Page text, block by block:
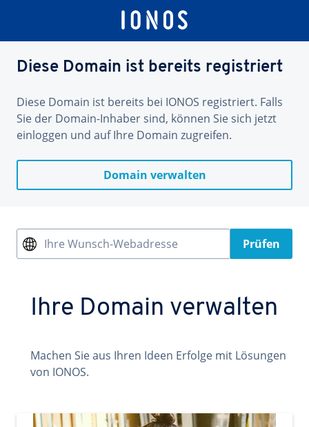
Diese Domain ist bereits registriert
Diese Domain ist bereits bei IONOS registriert. Falls
Sie der Domain-Inhaber sind, können Sie sich jetzt
einloggen und auf Ihre Domain zugreifen.
Domain verwalten
Ihre Wunsch-Webadresse Prüfen
Ihre Domain verwalten
Machen Sie aus Ihren Ideen Erfolge mit Lösungen
von IONOS.